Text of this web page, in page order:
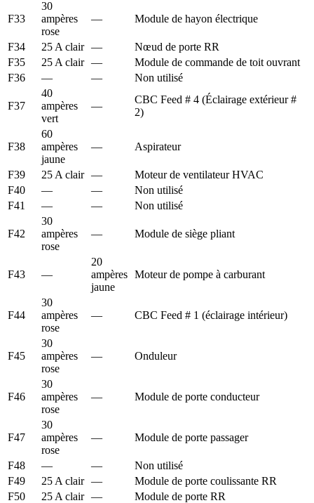
F33
30
ampères
rose
— Module de hayon électrique
F34 25 A clair —
Nœud de porte RR
F35
25 A clair —
Module de commande de toit ouvrant
F36
— — Non utilisé
F37
40
ampères
vert
—
CBC Feed # 4 (Éclairage extérieur #
2)
F38
60
ampères
jaune
— Aspirateur
F39 25 A clair —
Moteur de ventilateur HVAC
F40
— —
Non utilisé
F41
— — Non utilisé
F42
30
ampères
rose
— Module de siège pliant
F43 —
20
ampères
jaune
Moteur de pompe à carburant
F44
30
ampères
rose
— CBC Feed # 1 (éclairage intérieur)
F45
30
ampères
rose
— Onduleur
F46
30
ampères
rose
— Module de porte conducteur
F47
30
ampères
rose
— Module de porte passager
F48 — —
Non utilisé
F49
25 A clair —
Module de porte coulissante RR
F50
25 A clair — Module de porte RR